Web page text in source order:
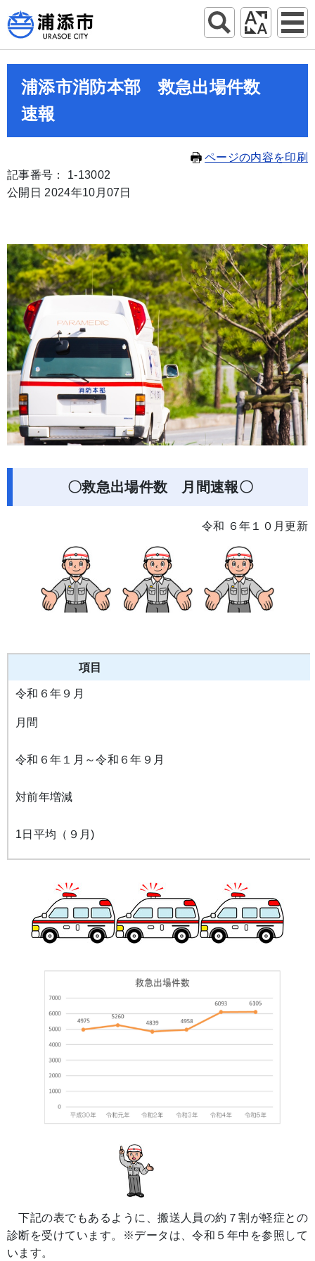
浦添市消防本部 救急出場件数
速報
ページの内容を印刷
記事番号： 1-13002
公開日 2024年10月07日
〇救急出場件数 月間速報〇
令和 ６年１０月更新
項目
令和６年９月
月間
令和６年１月～令和６年９月
対前年増減
1日平均（９月)
下記の表でもあるように、搬送人員の約７割が軽症との
診断を受けています。※データは、令和５年中を参照して
います。